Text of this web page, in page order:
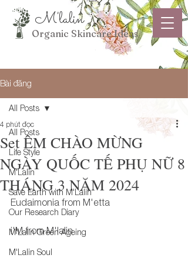
Organic Skincare Ideas
M'lalin
Bài đăng
All Posts
Life Style
M'Lalin
Save Earth with M'Lalin
Our Research Diary
M'Lalin Green Ageing
M'Lalin Soul
All Posts
Set ÊM CHÀO MỪNG
NGÀY QUỐC TẾ PHỤ NỮ 8
THÁNG 3 NĂM 2024
4 phút đọc
Eudaimonia from M'etta
i'M from M'lalin